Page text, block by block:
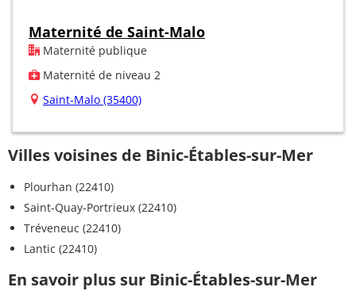
Maternité de Saint-Malo
Maternité publique
Maternité de niveau 2
Saint-Malo (35400)
Villes voisines de Binic-Étables-sur-Mer
Plourhan (22410)
Saint-Quay-Portrieux (22410)
Tréveneuc (22410)
Lantic (22410)
En savoir plus sur Binic-Étables-sur-Mer